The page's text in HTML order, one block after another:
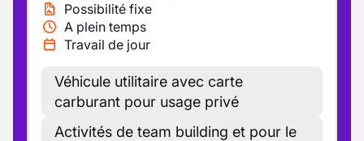
Possibilité fixe
A plein temps
Travail de jour
Véhicule utilitaire avec carte
carburant pour usage privé
Activités de team building et pour le